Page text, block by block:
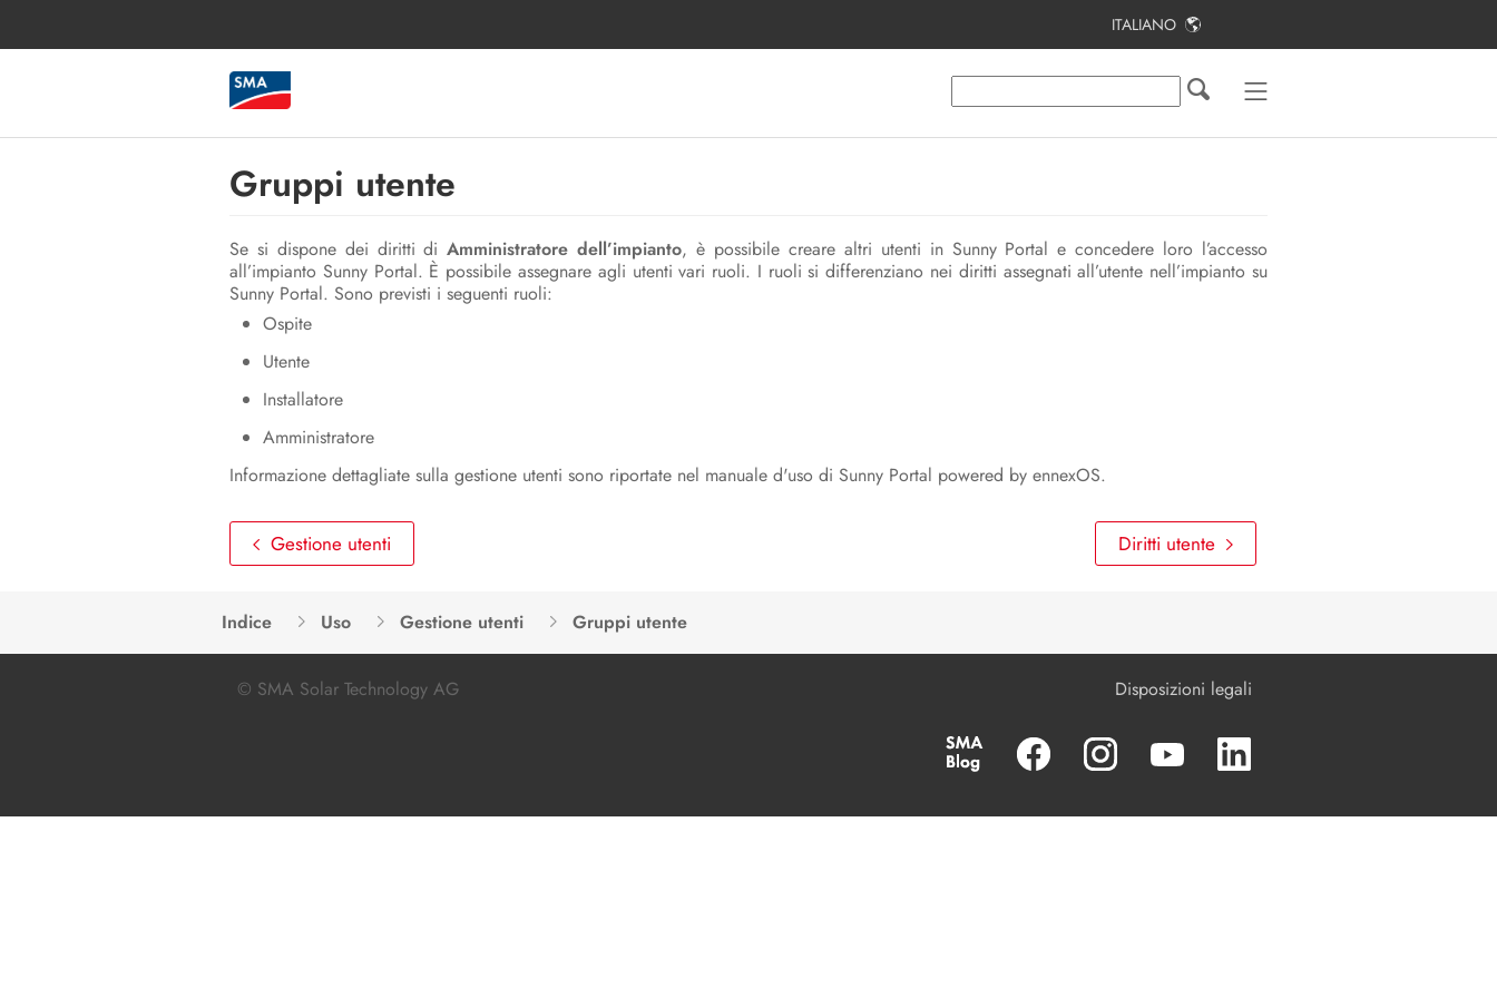
ITALIANO
Gruppi utente
Se si dispone dei diritti diAmministratore dell’impianto, è possibile creare altri utenti in Sunny Portal e concedere loro l’accesso
all’impianto Sunny Portal. È possibile assegnare agli utenti vari ruoli. I ruoli si differenziano nei diritti assegnati all’utente nell’impianto su
Sunny Portal. Sono previsti i seguenti ruoli:
Ospite
Utente
Installatore
Amministratore
Informazione dettagliate sulla gestione utenti sono riportate nel manuale d'uso di Sunny Portal powered by ennexOS.
Gestione utenti Diritti utente
Indice Uso Gestione utenti Gruppi utente
© SMA Solar Technology AG Disposizioni legali
Indice
Per cominciare